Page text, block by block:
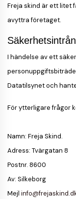
Freja skind är ett litet
avyttra företaget.
I händelse av ett
Datatilsynet och
För ytterligare frågor
Namn: Freja Skind.
Adress: Tvärgatan 8
Postnr. 8600
Av: Silkeborg
Mejl